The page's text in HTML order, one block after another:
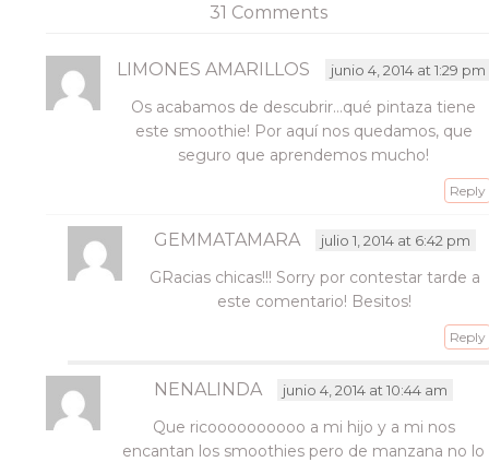
Facebook
(Se
una
ventana
Twitter
(Se
una
ventana
nueva)
Pinterest
(Se
una
ventana
nueva)
enlace
por
a
un
amigo
(Se
abre
en
una
ventana
31 Comments
LIMONES AMARILLOS junio 4, 2014 at 1:29 pm
Os acabamos de descubrir…qué pintaza tiene
este smoothie! Por aquí nos quedamos, que
seguro que aprendemos mucho!
Reply
GEMMATAMARA julio 1, 2014 at 6:42 pm
GRacias chicas!!! Sorry por contestar tarde a
este comentario! Besitos!
Reply
NENALINDA junio 4, 2014 at 10:44 am
Que ricoooooooooo a mi hijo y a mi nos
encantan los smoothies pero de manzana no lo